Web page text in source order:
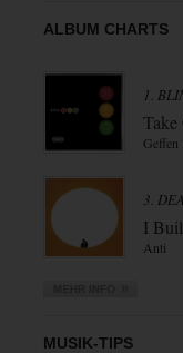
ALBUM CHARTS
1.
Take
Geffen
3.
I
Anti
MUSIK-TIPS